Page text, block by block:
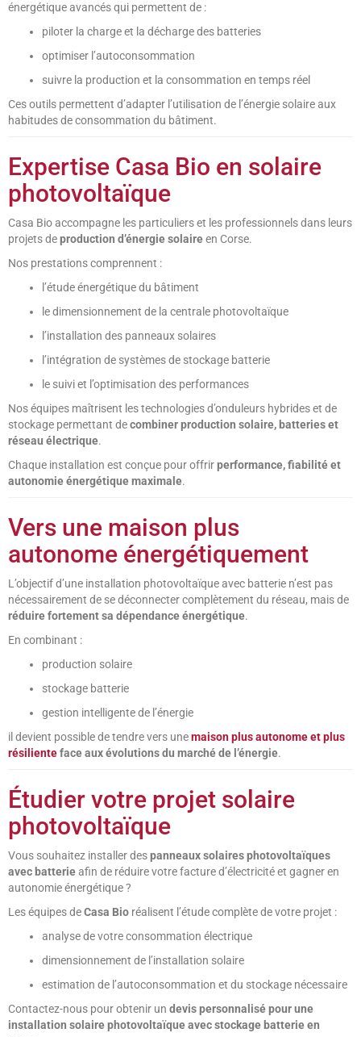
énergétique avancés qui permettent de :
piloter la charge et la décharge des batteries
optimiser l’autoconsommation
suivre la production et la consommation en temps réel
Ces outils permettent d’adapter l’utilisation de l’énergie solaire aux
habitudes de consommation du bâtiment.
Expertise Casa Bio en solaire
photovoltaïque
Casa Bio accompagne les particuliers et les professionnels dans leurs
projets deproduction d’énergie solaireen Corse.
Nos prestations comprennent :
l’étude énergétique du bâtiment
le dimensionnement de la centrale photovoltaïque
l’installation des panneaux solaires
l’intégration de systèmes de stockage batterie
le suivi et l’optimisation des performances
Nos équipes maîtrisent les technologies d’onduleurs hybrides et de
stockage permettant decombiner production solaire, batteries et
réseau électrique.
Chaque installation est conçue pour offrirperformance, fiabilité et
autonomie énergétique maximale.
Vers une maison plus
autonome énergétiquement
L’objectif d’une installation photovoltaïque avec batterie n’est pas
nécessairement de se déconnecter complètement du réseau, mais de
réduire fortement sa dépendance énergétique.
En combinant :
production solaire
stockage batterie
gestion intelligente de l’énergie
il devient possible de tendre vers unemaison plus autonome et plus
résilienteface aux évolutions du marché de l’énergie.
Étudier votre projet solaire
photovoltaïque
Vous souhaitez installer despanneaux solaires photovoltaïques
avec batterieafin de réduire votre facture d’électricité et gagner en
autonomie énergétique ?
Les équipes deCasa Bio réalisent l’étude complète de votre projet :
analyse de votre consommation électrique
dimensionnement de l’installation solaire
estimation de l’autoconsommation et du stockage nécessaire
Contactez-nous pour obtenir un devis personnalisé pour une
installation solaire photovoltaïque avec stockage batterie en